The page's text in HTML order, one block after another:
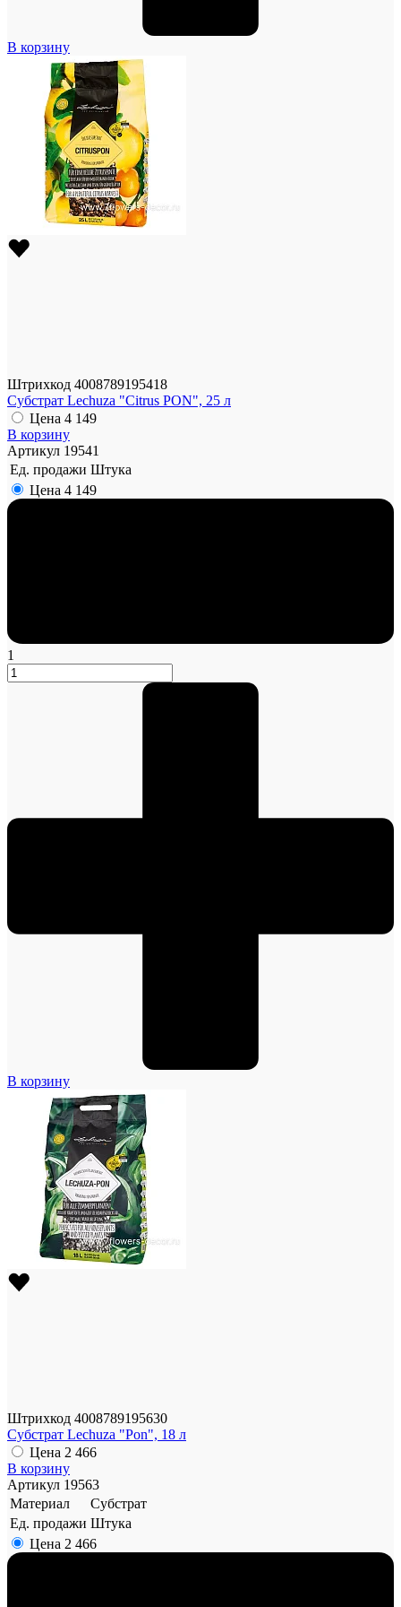
В корзину
Штрихкод 4008789195418
Субстрат Lechuza "Citrus PON", 25 л
Цена 4 149
В корзину
Артикул 19541
Ед. продажи Штука
Цена 4 149
1
В корзину
Штрихкод 4008789195630
Субстрат Lechuza "Pon", 18 л
Цена 2 466
В корзину
Артикул 19563
Материал
Субстрат
Ед. продажи Штука
Цена 2 466